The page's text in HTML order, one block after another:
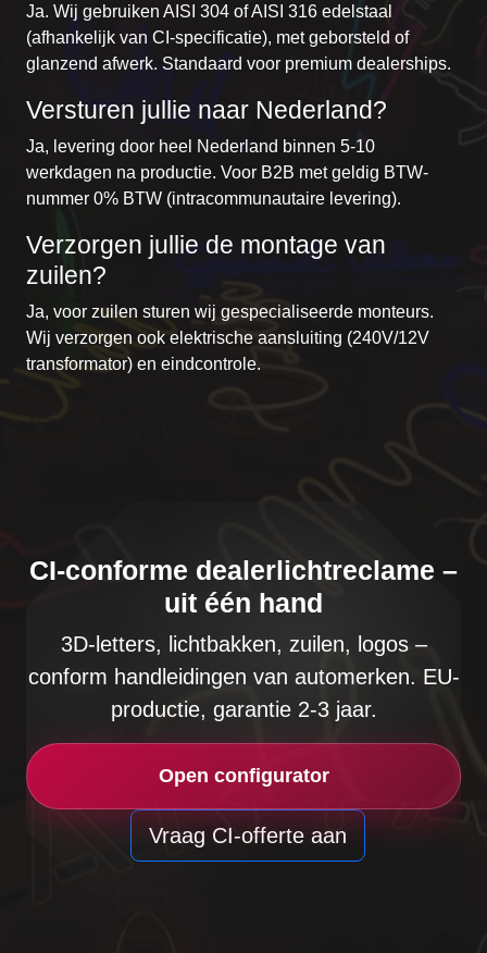
Ja. Wij gebruiken AISI 304 of AISI 316 edelstaal
(afhankelijk van CI-specificatie), met geborsteld of
glanzend afwerk. Standaard voor premium dealerships.
Versturen jullie naar Nederland?
Ja, levering door heel Nederland binnen 5-10
werkdagen na productie. Voor B2B met geldig BTW-
nummer 0% BTW (intracommunautaire levering).
Verzorgen jullie de montage van
zuilen?
Ja, voor zuilen sturen wij gespecialiseerde monteurs.
Wij verzorgen ook elektrische aansluiting (240V/12V
transformator) en eindcontrole.
CI-conforme dealerlichtreclame –
uit één hand
3D-letters, lichtbakken, zuilen, logos –
conform handleidingen van automerken. EU-
productie, garantie 2-3 jaar.
Open configurator
Vraag CI-offerte aan